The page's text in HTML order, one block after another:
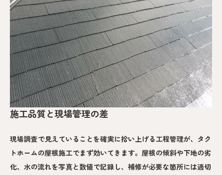
施工品質と現場管理の差
現場調査で見えていることを確実に拾い上げる工程管理が、タク
トホームの屋根施工でまず効いてきます。屋根の傾斜や下地の劣
化、水の流れを写真と数値で記録し、補修が必要な箇所には適切